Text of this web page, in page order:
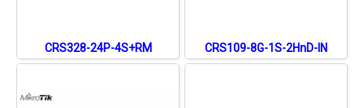
CRS328-24P-4S+RM CRS109-8G-1S-2HnD-IN